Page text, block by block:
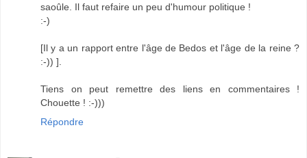
saoûle. Il faut refaire un peu d'humour politique !
:-)
[Il y a un rapport entre l'âge de Bedos et l'âge de la reine ?
:-)) ].
Tiens on peut remettre des liens en commentaires !
Chouette ! :-)))
Répondre